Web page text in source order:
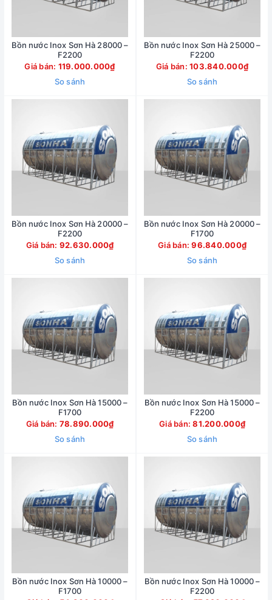
Bồn nước Inox Sơn Hà 28000 –
F2200
Giá bán: 119.000.000₫
So sánh
Bồn nước Inox Sơn Hà 25000 –
F2200
Giá bán:103.840.000₫
So sánh
Bồn nước Inox Sơn Hà 20000 –
F2200
Giá bán: 92.630.000₫
So sánh
Bồn nước Inox Sơn Hà 20000 –
F1700
Giá bán:96.840.000₫
So sánh
Bồn nước Inox Sơn Hà 15000 –
F1700
Giá bán: 78.890.000₫
So sánh
Bồn nước Inox Sơn Hà 15000 –
F2200
Giá bán:81.200.000₫
So sánh
Bồn nước Inox Sơn Hà 10000 –
F1700
Bồn nước Inox Sơn Hà 10000 –
F2200